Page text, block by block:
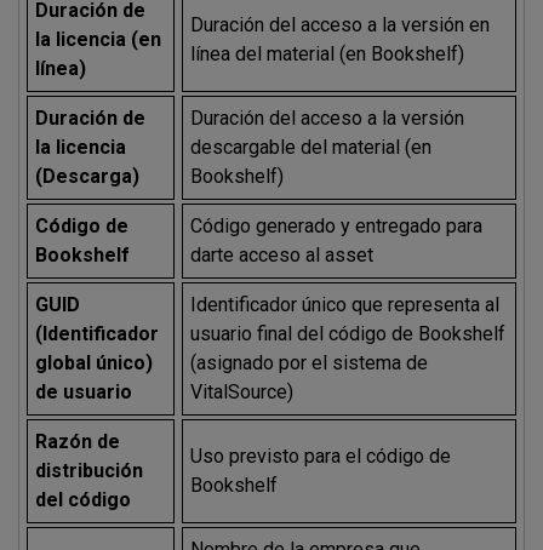
Duración de
la licencia (en
línea)
Duración del acceso a la versión en
línea del material (en Bookshelf)
Duración de
la licencia
(Descarga)
Duración del acceso a la versión
descargable del material (en
Bookshelf)
Código de
Bookshelf
Código generado y entregado para
darte acceso al asset
GUID
(Identificador
global único)
de usuario
Identificador único que representa al
usuario final del código de Bookshelf
(asignado por el sistema de
VitalSource)
Razón de
distribución
del código
Uso previsto para el código de
Bookshelf